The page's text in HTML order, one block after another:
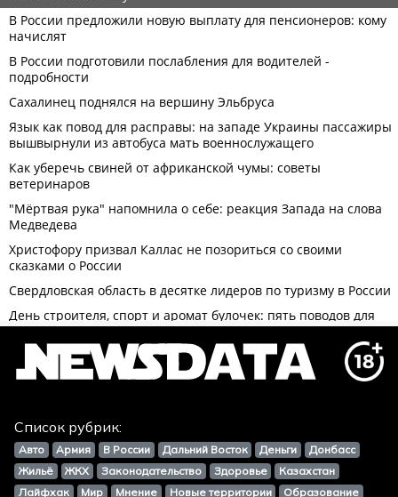
Список рубрик:
Авто Армия В России Дальний Восток Деньги
Донбасс
Жильё
ЖКХ Законодательство Здоровье
Казахстан
Лайфхак
Мир Мнение Новые территории Образование